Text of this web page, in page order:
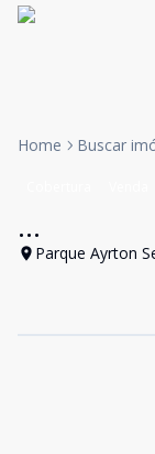
Home Buscar
...
Parque Ayrton